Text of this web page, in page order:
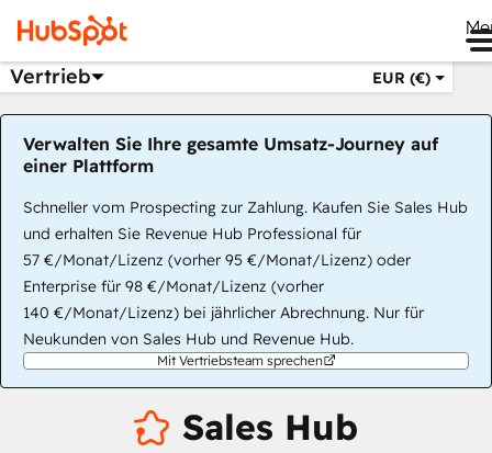
Vertrieb EUR (€)
Verwalten Sie Ihre gesamte Umsatz-Journey auf
einer Plattform
Schneller vom Prospecting zur Zahlung. Kaufen Sie Sales Hub
und erhalten Sie Revenue Hub Professional für
57 €/Monat/Lizenz (vorher 95 €/Monat/Lizenz) oder
Enterprise für 98 €/Monat/Lizenz (vorher
140 €/Monat/Lizenz) bei jährlicher Abrechnung. Nur für
Neukunden von Sales Hub und Revenue Hub.
Mit Vertriebsteam sprechen
Sales Hub